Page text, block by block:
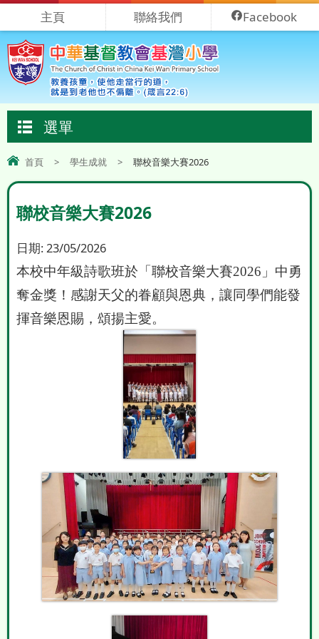
主頁 聯絡我們 Facebook
選單
首頁 > 學生成就 > 聯校音樂大賽2026
聯校音樂大賽2026
日期:23/05/2026
本校中年級詩歌班於「聯校音樂大賽2026 」中勇
奪金獎！感謝天父的眷顧與恩典，讓同學們能發
揮音樂恩賜，頌揚主愛。